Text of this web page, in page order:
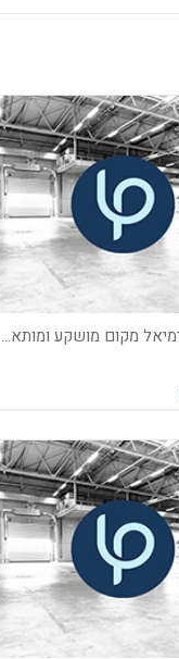
להשכרה בכרמיאל מקום מושקע ומותאם למפעל/עסק בתחום המזון.